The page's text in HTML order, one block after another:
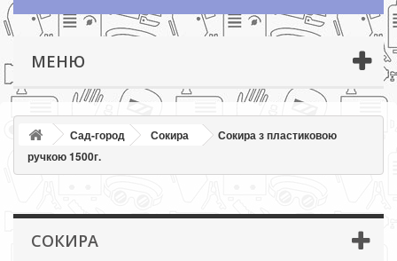
МЕНЮ
Сад-город Сокира
Сокира з пластиковою
ручкою 1500г.
СОКИРА